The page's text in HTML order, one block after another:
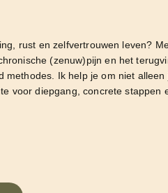
rust en zelfvertrouwen leven?
(zenuw)pijn en het
methodes. Ik help je om niet
voor diepgang, concrete stappen